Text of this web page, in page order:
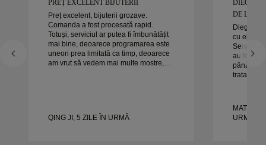
PREȚ EXCELENT BIJUTERII
Preț excelent, bijuterii grozave.
Comanda a fost procesată rapid.
Totuși, serviciul ar putea fi îmbunătățit
mai bine, deoarece programarea este
uneori prea limitată ca timp, deoarece
am vrut să vedem mai multe mostre,
QING JI, 5 ZILE ÎN URMĂ
DIEGO A
DE
Diego a
cu el
Serviciul
au fost
până la
tratat
frumoase
URMĂ